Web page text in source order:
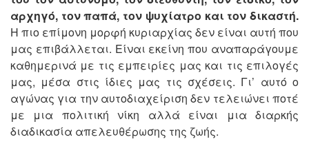
αρχηγό, τον παπά, τον ψυχίατρο και τον δικαστή.
Η πιο επίμονη μορφή κυριαρχίας δεν είναι αυτή που
μας επιβάλλεται. Είναι εκείνη που αναπαράγουμε
καθημερινά με τις εμπειρίες μας και τις επιλογές
μας, μέσα στις ίδιες μας τις σχέσεις. Γι’ αυτό ο
αγώνας για την αυτοδιαχείριση δεν τελειώνει ποτέ
με μια πολιτική νίκη αλλά είναι μια διαρκής
διαδικασία απελευθέρωσης της ζωής.